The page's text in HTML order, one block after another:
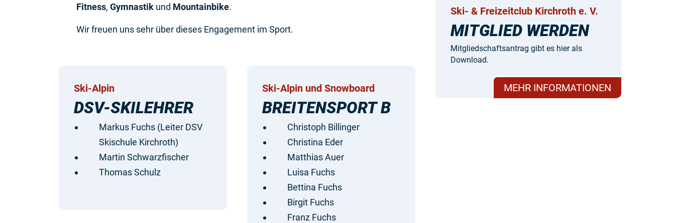
Fitness, Gymnastik und Mountainbike.
Wir freuen uns sehr über dieses Engagement im Sport.
Ski-Alpin
DSV-SKILEHRER
Markus Fuchs (Leiter DSV
Skischule Kirchroth)
Martin Schwarzfischer
Thomas Schulz
Ski-Alpin und Snowboard
BREITENSPORT B
Christoph Billinger
Christina Eder
Matthias Auer
Luisa Fuchs
Bettina Fuchs
Birgit Fuchs
Franz Fuchs
Ski- & Freizeitclub Kirchroth e. V.
MITGLIED WERDEN
Mitgliedschaftsantrag gibt es hier als
Download.
MEHR INFORMATIONEN